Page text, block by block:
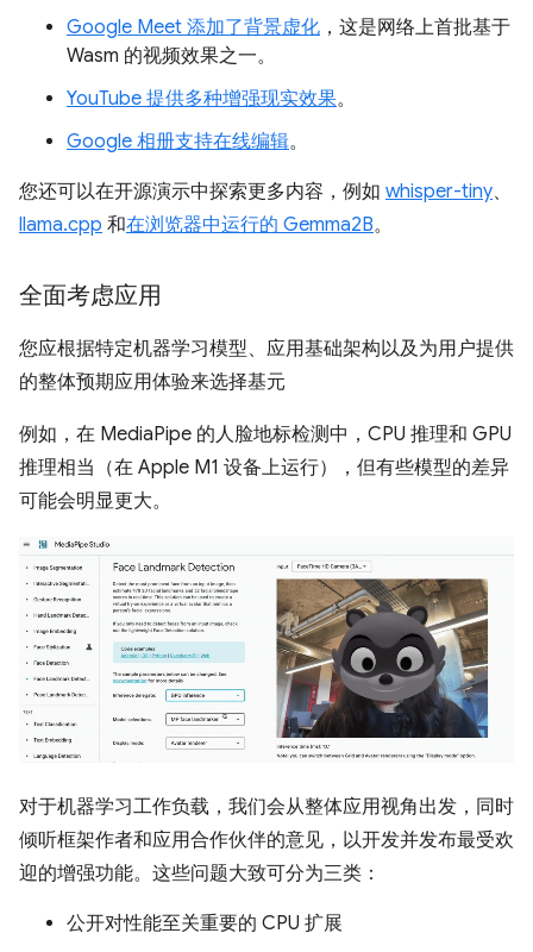
Google Meet 添加了背景虚化 ，这是网络上首批基于
Wasm 的视频效果之一。
YouTube 提供多种增强现实效果。
Google 相册支持在线编辑。
您还可以在开源演示中探索更多内容，例如 whisper-tiny、
llama.cpp 和在浏览器中运行的 Gemma2B。
全面考虑应用
您应根据特定机器学习模型、应用基础架构以及为用户提供
的整体预期应用体验来选择基元
例如，在 MediaPipe 的人脸地标检测中，CPU 推理和 GPU
推理相当（在 Apple M1 设备上运行），但有些模型的差异
可能会明显更大。
对于机器学习工作负载，我们会从整体应用视角出发，同时
倾听框架作者和应用合作伙伴的意见，以开发并发布最受欢
迎的增强功能。这些问题大致可分为三类：
公开对性能至关重要的 CPU 扩展